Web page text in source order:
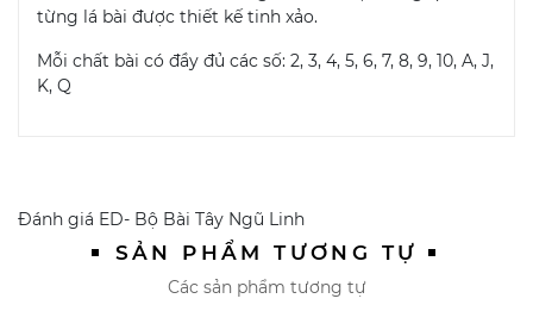
từng lá bài được thiết kế tinh xảo.
Mỗi chất bài có đầy đủ các số: 2, 3, 4, 5, 6, 7, 8, 9, 10, A, J,
K, Q
Đánh giá ED- Bộ Bài Tây Ngũ Linh
SẢN PHẨM TƯƠNG TỰ
Các sản phẩm tương tự